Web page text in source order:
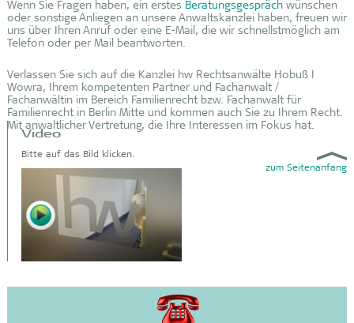
Wenn Sie Fragen haben, ein erstes Beratungsgesprächwünschen
oder sonstige Anliegen an unsere Anwaltskanzlei haben, freuen wir
uns über Ihren Anruf oder eine E-Mail, die wir schnellstmöglich am
Telefon oder per Mail beantworten.
Verlassen Sie sich auf die Kanzlei hw Rechtsanwälte Hobuß I
Wowra, Ihrem kompetenten Partner und Fachanwalt /
Fachanwältin im Bereich Familienrecht bzw. Fachanwalt für
Familienrecht in Berlin Mitte und kommen auch Sie zu Ihrem Recht.
Mit anwaltlicher Vertretung, die Ihre Interessen im Fokus hat.
zum Seitenanfang
Video
Bitte auf das Bild klicken.